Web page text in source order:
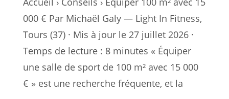
000 € Par Michaël Galy — Light In Fitness,
Tours (37) · Mis à jour le 27 juillet 2026 ·
Temps de lecture : 8 minutes « Équiper
une salle de sport de 100 m² avec 15 000
€ » est une recherche fréquente, et la